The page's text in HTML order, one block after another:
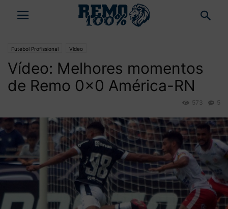
Futebol Profissional Vídeo
Vídeo: Melhores momentos
de Remo 0×0 América-RN
5
573